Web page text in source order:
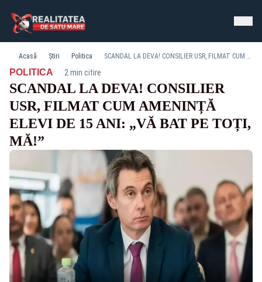
Acasă Știri Politica SCANDAL LA DEVA! CONSILIER USR, FILMAT CUM AMENINȚĂ ELEVI DE 15 ANI: „VĂ BAT PE TOȚI, MĂ!”
POLITICA· 2 min citire
SCANDAL LA DEVA! CONSILIER
USR, FILMAT CUM AMENINȚĂ
ELEVI DE 15 ANI: „VĂ BAT PE TOȚI,
MĂ!”